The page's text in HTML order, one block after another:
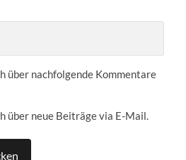
über nachfolgende Kommentare
über neue Beiträge via E-Mail.